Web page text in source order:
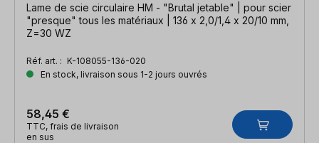
Lame de scie circulaire HM - "Brutal jetable" | pour scier
"presque" tous les matériaux | 136 x 2,0/1,4 x 20/10 mm,
Z=30 WZ
Réf. art. : K-108055-136-020
En stock, livraison sous 1-2 jours ouvrés
58,45 €
TTC, frais de livraison
en sus